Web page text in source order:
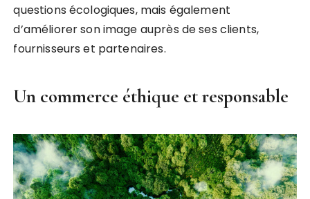
questions écologiques, mais également
d’améliorer son image auprès de ses clients,
fournisseurs et partenaires.
Un commerce éthique et responsable